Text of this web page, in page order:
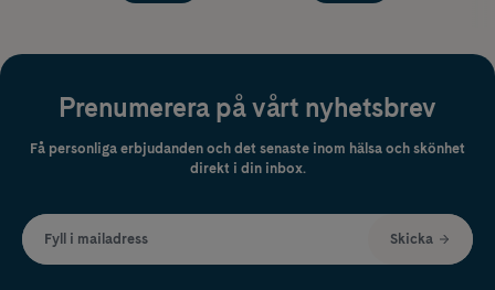
Prenumerera på vårt nyhetsbrev
Få personliga erbjudanden och det senaste inom hälsa och skönhet
direkt i din inbox.
Fyll i mailadress Skicka